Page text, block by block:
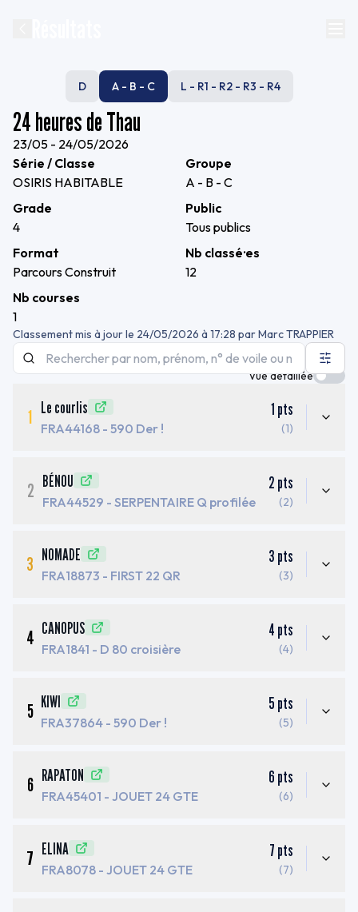
D A - B - C L - R1 - R2 - R3 - R4
24 heures de Thau
23/05 - 24/05/2026
Série / Classe
OSIRIS HABITABLE
Groupe
A - B - C
Grade
4
Public
Tous publics
Format
Parcours Construit
Nb classé·es
12
Nb courses
1
Classement mis à jour le 24/05/2026 à 17:28 parMarc TRAPPIER
Vue détaillée
1 Le courlis
FRA44168 - 590 Der !
1 pts
(1)
2 BÉNOU
FRA44529 - SERPENTAIRE Q profilée
2 pts
(2)
3 NOMADE
FRA18873 - FIRST 22 QR
3 pts
(3)
4 CANOPUS
FRA1841 - D 80 croisière
4 pts
(4)
5 KIWI
FRA37864 - 590 Der !
5 pts
(5)
6 RAPATON
FRA45401 - JOUET 24 GTE
6 pts
(6)
7 ELINA
FRA8078- JOUET 24 GTE
7 pts
(7)